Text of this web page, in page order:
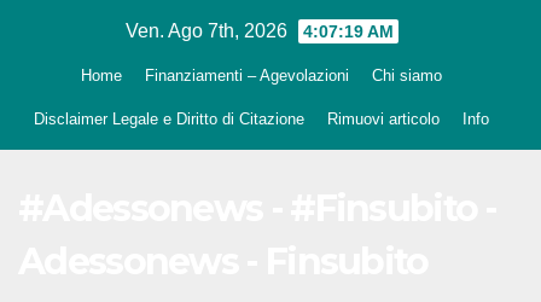
Ven. Ago 7th, 2026 4:07:20 AM
Home Finanziamenti – Agevolazioni Chi siamo
Disclaimer Legale e Diritto di Citazione Rimuovi articolo Info